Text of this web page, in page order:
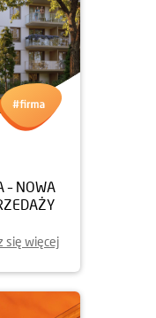
– NOWA
się więcej